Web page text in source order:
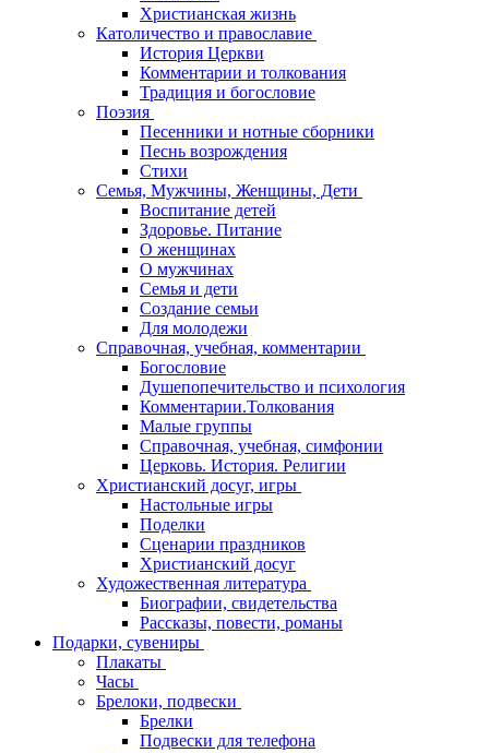
Христианская жизнь
Католичество и православие
История Церкви
Комментарии и толкования
Традиция и богословие
Поэзия
Песенники и нотные сборники
Песнь возрождения
Стихи
Семья, Мужчины, Женщины, Дети
Воспитание детей
Здоровье. Питание
О женщинах
О мужчинах
Семья и дети
Создание семьи
Для молодежи
Справочная, учебная, комментарии
Богословие
Душепопечительство и психология
Комментарии.Толкования
Малые группы
Справочная, учебная, симфонии
Церковь. История. Религии
Христианский досуг, игры
Настольные игры
Поделки
Сценарии праздников
Христианский досуг
Художественная литература
Биографии, свидетельства
Рассказы, повести, романы
Подарки, сувениры
Плакаты
Часы
Брелоки, подвески
Брелки
Подвески для телефона